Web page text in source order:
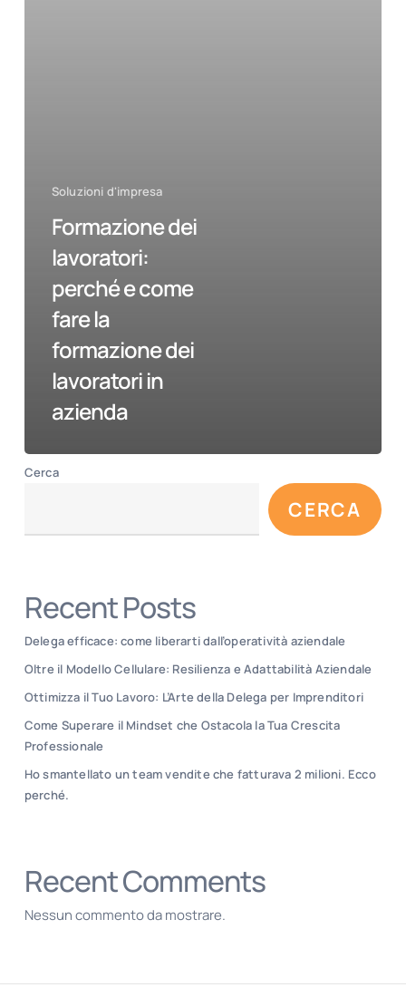
Soluzioni d'impresa
Formazione dei
lavoratori:
perché e come
fare la
formazione dei
lavoratori in
azienda
Cerca
CERCA
Recent Posts
Delega efficace: come liberarti dall’operatività aziendale
Oltre il Modello Cellulare: Resilienza e Adattabilità Aziendale
Ottimizza il Tuo Lavoro: L’Arte della Delega per Imprenditori
Come Superare il Mindset che Ostacola la Tua Crescita
Professionale
Ho smantellato un team vendite che fatturava 2 milioni. Ecco
perché.
Recent Comments
Nessun commento da mostrare.